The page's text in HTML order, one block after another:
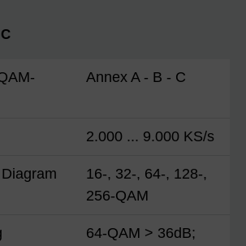
Annex A - B - C
2.000 ... 9.000 KS/s
16-, 32-, 64-, 128-,
256-QAM
64-QAM > 36dB;